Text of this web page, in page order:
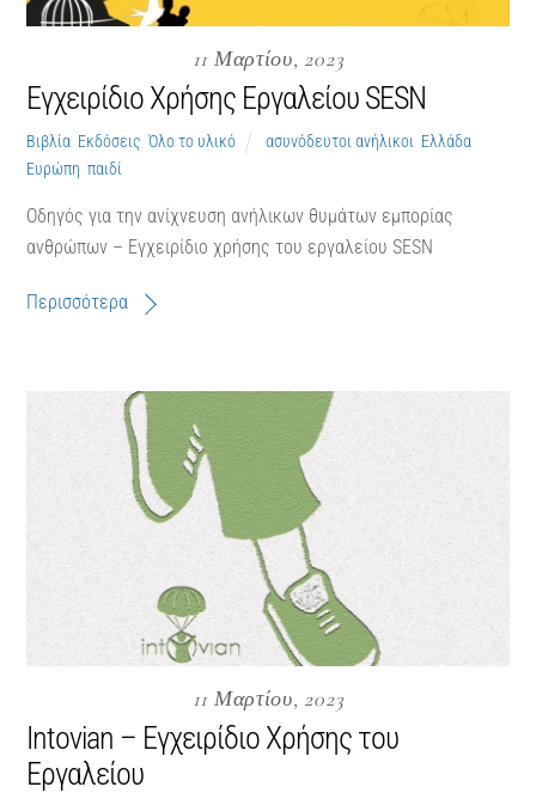
11 Μαρτίου, 2023
Εγχειρίδιο Χρήσης Εργαλείου SESN
Βιβλία Εκδόσεις ,Όλο το υλικό ασυνόδευτοι ανήλικοι, Ελλάδα,
Ευρώπη ,παιδί
Οδηγός για την ανίχνευση ανήλικων θυμάτων εμπορίας
ανθρώπων – Εγχειρίδιο χρήσης του εργαλείου SESN
Περισσότερα
11 Μαρτίου, 2023
Intovian – Εγχειρίδιο Χρήσης του
Εργαλείου